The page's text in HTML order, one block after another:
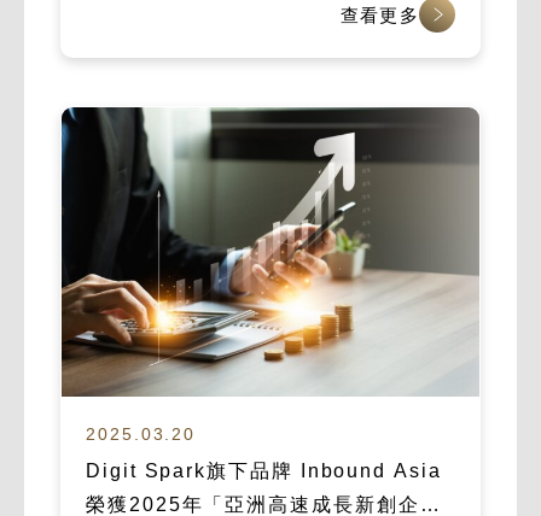
查看更多
2025.03.20
Digit Spark旗下品牌 Inbound Asia
榮獲2025年「亞洲高速成長新創企